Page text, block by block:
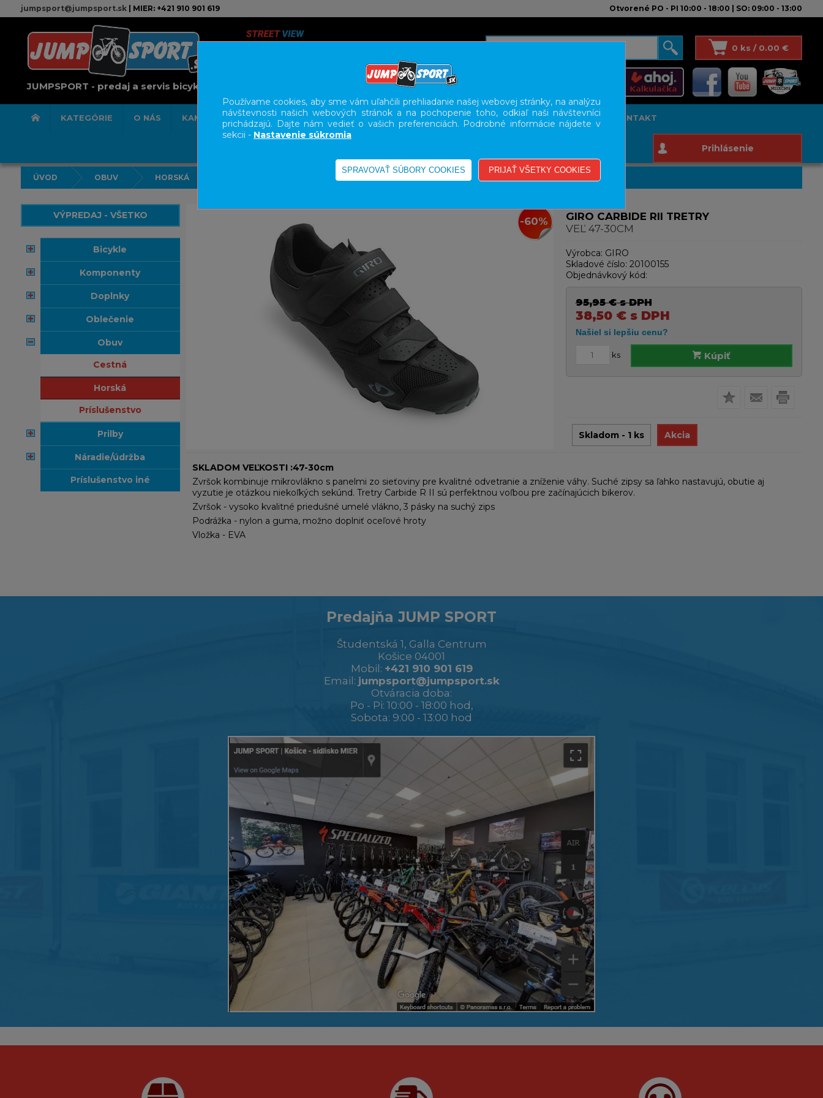
jumpsport@jumpsport.sk| MIER: +421 910 901 619 Otvorené PO - PI 10:00 - 18:00 | SO: 09:00 - 13:00
JUMPSPORT - predaj a servis bicyklov
0 ks / 0.00 €
KATEGÓRIE O NÁS KAMENNÁ PREDAJNA SERVIS SLUŽBY KARIÉRA BODY GEOMETRY FIT STUDIO KONTAKT
Prihlásenie
ÚVOD OBUV HORSKÁ
VÝPREDAJ - VŠETKO
bicykle
komponenty
doplnky
oblečenie
obuv
cestná
horská
príslušenstvo
prilby
náradie/údržba
príslušenstvo iné
-60%
GIRO CARBIDE RII TRETRY
VEĽ 47-30CM
Výrobca: GIRO
Skladové číslo: 20100155
Objednávkový kód:
95,95 €s DPH
38,50 €s DPH
ks Kúpiť
Skladom - 1 ks Akcia
SKLADOM VEĽKOSTI :47-30cm
Zvršok kombinuje mikrovlákno s panelmi zo sieťoviny pre kvalitné odvetranie a zníženie váhy. Suché zipsy sa ľahko nastavujú, obutie aj
vyzutie je otázkou niekoľkých sekúnd. Tretry Carbide R II sú perfektnou voľbou pre začínajúcich bikerov.
Zvršok - vysoko kvalitné priedušné umelé vlákno, 3 pásky na suchý zips
Podrážka - nylon a guma, možno doplniť oceľové hroty
Vložka - EVA
Predajňa JUMP SPORT
Študentská 1, Galla Centrum
Košice 04001
Mobil: +421 910 901 619
Email: jumpsport@jumpsport.sk
Otváracia doba:
Po - Pi: 10:00 - 18:00 hod,
Sobota: 9:00 - 13:00 hod
Používame cookies, aby sme vám uľahčili prehliadanie našej webovej stránky, na analýzu
návštevnosti našich webových stránok a na pochopenie toho, odkiaľ naši návštevníci
prichádzajú. Dajte nám vedieť o vašich preferenciách. Podrobné informácie nájdete v
sekcii - Nastavenie súkromia